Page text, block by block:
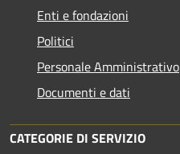
Enti e fondazioni
Politici
Personale Amministrativo
Documenti e dati
CATEGORIE DI SERVIZIO